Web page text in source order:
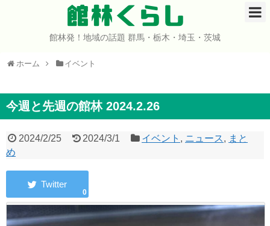
館林くらし
館林発！地域の話題 群馬・栃木・埼玉・茨城
ホーム イベント
今週と先週の館林 2024.2.26
2024/2/25 2024/3/1 イベント , ニュース, まと
め
0
ホーム
イベント
グルメ
コミュニティ